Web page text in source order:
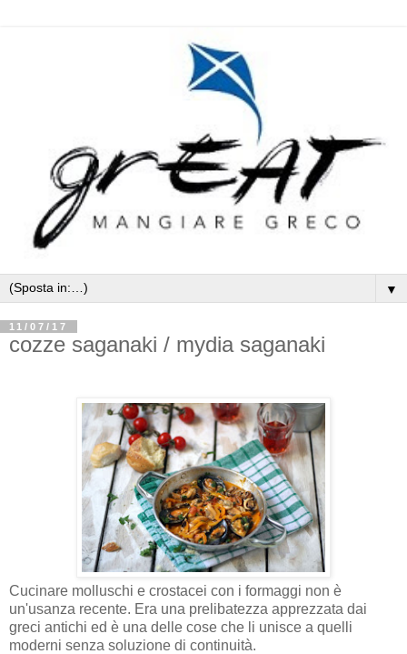
▼
11/07/17
cozze saganaki / mydia saganaki
Cucinare molluschi e crostacei con i formaggi non è
un'usanza recente. Era una prelibatezza apprezzata dai
greci antichi ed è una delle cose che li unisce a quelli
moderni senza soluzione di continuità.